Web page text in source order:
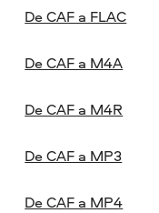
De CAF a FLAC
De CAF a M4A
De CAF a M4R
De CAF a MP3
De CAF a MP4